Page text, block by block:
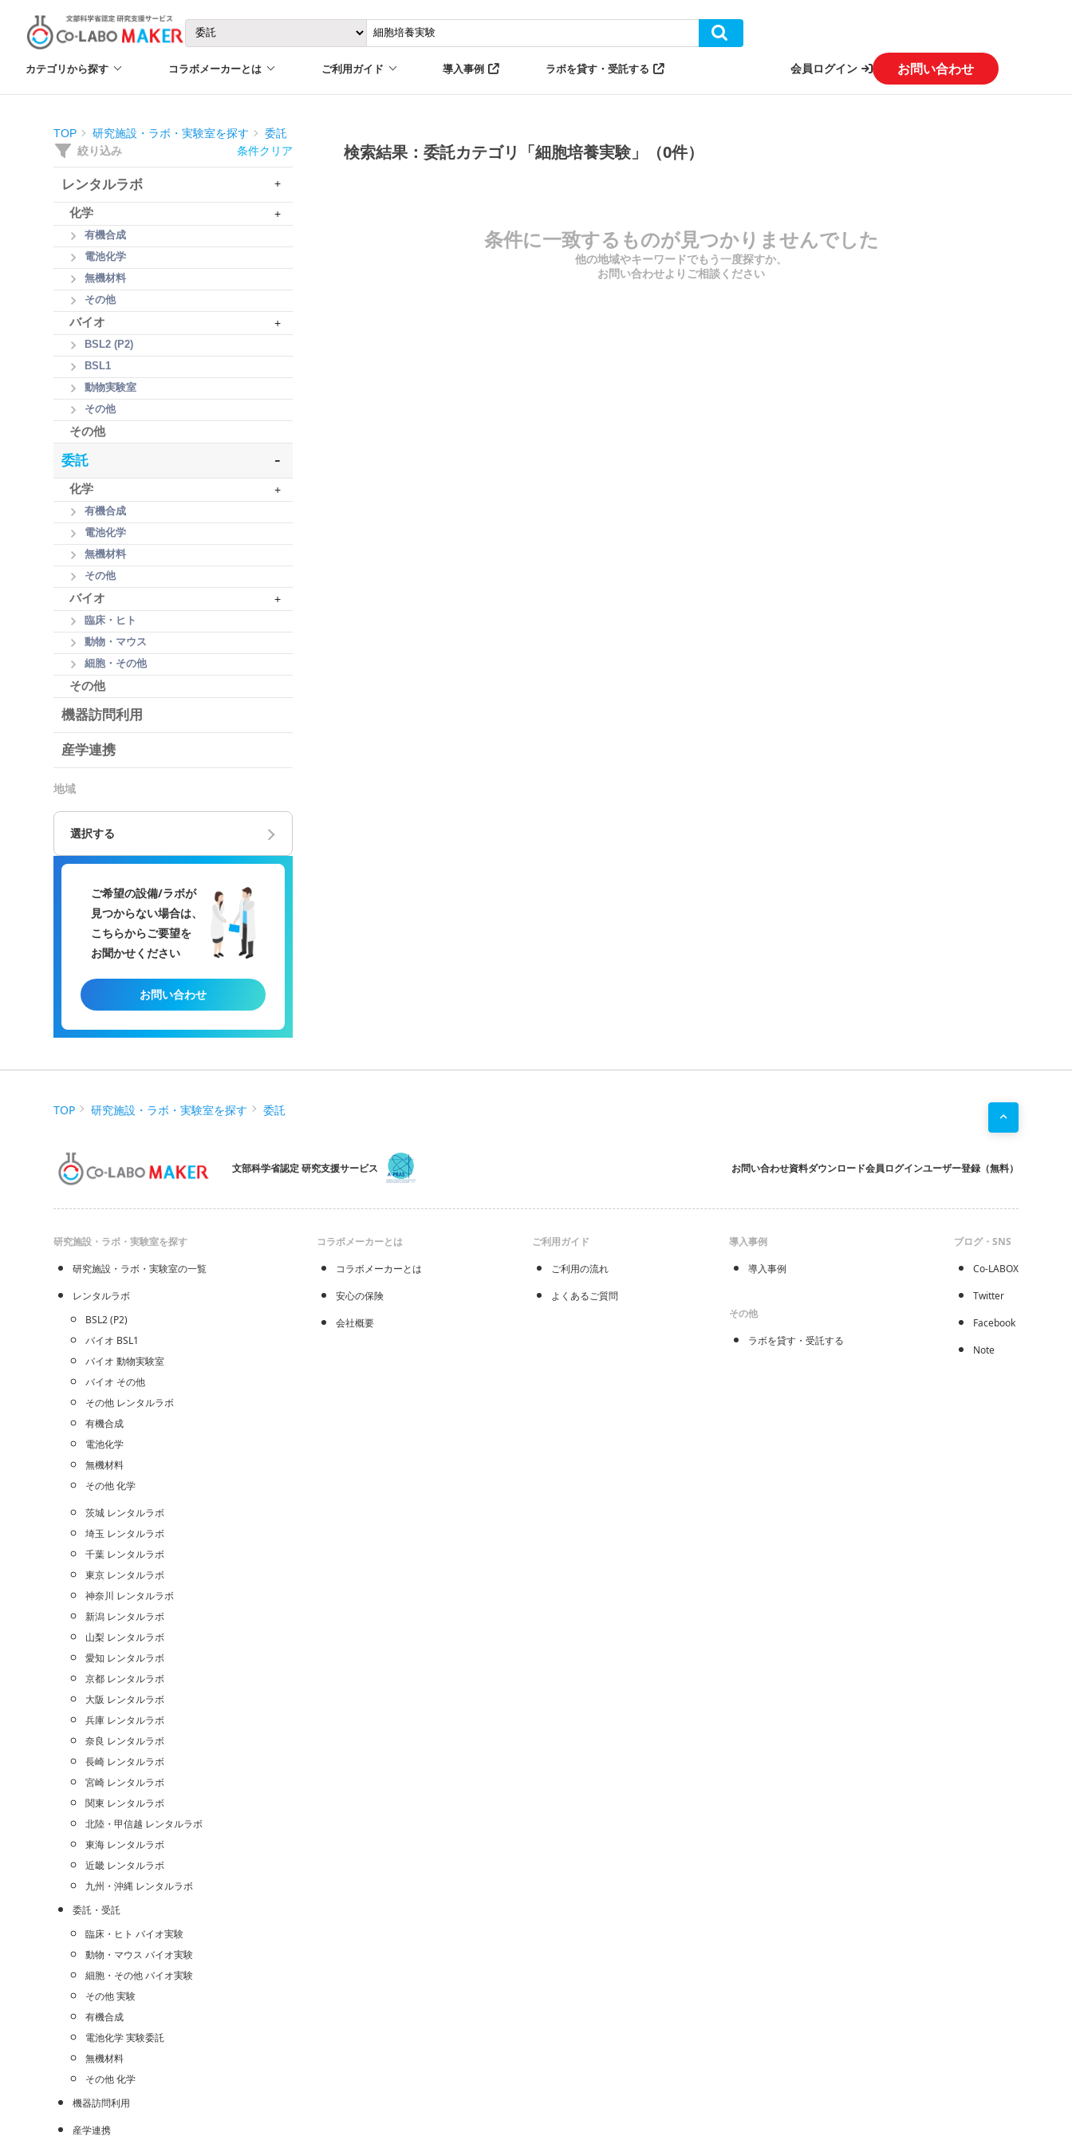
カテゴリから探す コラボメーカーとは ご利用ガイド 導入事例 ラボを貸す・受託する 会員ログイン お問い合わせ
TOP 研究施設・ラボ・実験室を探す 委託
絞り込み 条件クリア
レンタルラボ +
化学 +
有機合成
電池化学
無機材料
その他
バイオ +
BSL2 (P2)
BSL1
動物実験室
その他
その他
委託 -
化学 +
有機合成
電池化学
無機材料
その他
バイオ +
臨床・ヒト
動物・マウス
細胞・その他
その他
機器訪問利用
産学連携
地域
選択する
ご希望の設備/ラボが
見つからない場合は、
こちらからご要望を
お聞かせください
お問い合わせ
検索結果：委託カテゴリ「細胞培養実験」（0件）
条件に一致するものが見つかりませんでした
他の地域やキーワードでもう一度探すか、
お問い合わせよりご相談ください
TOP 研究施設・ラボ・実験室を探す 委託
文部科学省認定 研究支援サービス お問い合わせ資料ダウンロード会員ログインユーザー登録（無料）
研究施設・ラボ・実験室を探す
研究施設・ラボ・実験室の一覧
レンタルラボ
BSL2 (P2)
バイオ BSL1
バイオ 動物実験室
バイオ その他
その他 レンタルラボ
有機合成
電池化学
無機材料
その他 化学
茨城 レンタルラボ
埼玉 レンタルラボ
千葉 レンタルラボ
東京 レンタルラボ
神奈川 レンタルラボ
新潟 レンタルラボ
山梨 レンタルラボ
愛知 レンタルラボ
京都 レンタルラボ
大阪 レンタルラボ
兵庫 レンタルラボ
奈良 レンタルラボ
長崎 レンタルラボ
宮崎 レンタルラボ
関東 レンタルラボ
北陸・甲信越 レンタルラボ
東海 レンタルラボ
近畿 レンタルラボ
九州・沖縄 レンタルラボ
委託・受託
臨床・ヒト バイオ実験
動物・マウス バイオ実験
細胞・その他 バイオ実験
その他 実験
有機合成
電池化学 実験委託
無機材料
その他 化学
機器訪問利用
産学連携
コラボメーカーとは
コラボメーカーとは
安心の保険
会社概要
ご利用ガイド
ご利用の流れ
よくあるご質問
導入事例
導入事例
その他
ラボを貸す・受託する
ブログ・SNS
Co-LABOX
Twitter
Facebook
Note